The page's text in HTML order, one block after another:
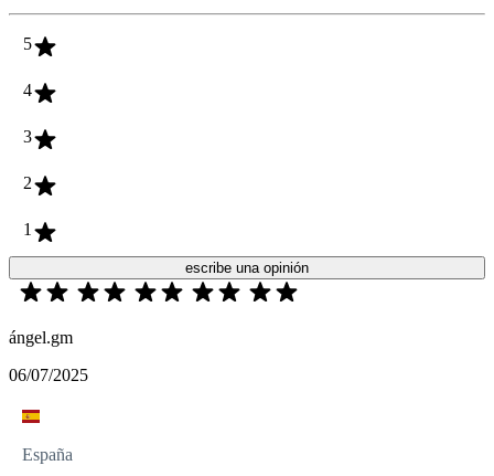
5
4
3
2
1
escribe una opinión
ángel.gm
06/07/2025
España